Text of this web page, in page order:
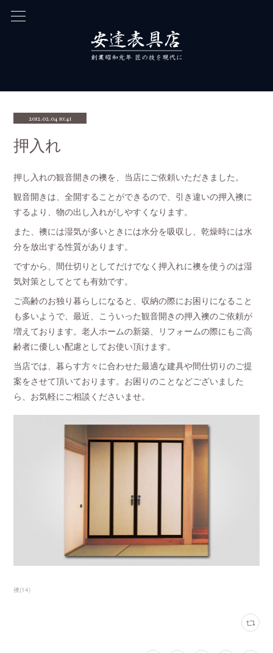
2012.02.04 10:41
押入れ
押し入れの観音開きの襖を、当店にご依頼いただきました。
観音開きは、全開することができるので、引き違いの押入襖に
するより、物の出し入れがしやすくなります。
また、襖には湿気が多いときには水分を吸収し、乾燥時には水
分を放出する性質があります。
ですから、間仕切りとしてだけでなく押入れに襖を使うのは湿
気対策としてとても有効です。
ご高齢のお独り暮らしになると、収納の際にお困りになること
も多いようで、最近、こういった観音開きの押入襖のご依頼が
増えております。老人ホームの新築、リフォームの際にもご高
齢者に優しい配慮としてお使い頂けます。
当店では、暮らす方々に合わせた最適な建具や間仕切りのご提
案をさせて頂いております。お困りのことなどございました
ら、お気軽にご相談くださいませ。
襖(14)